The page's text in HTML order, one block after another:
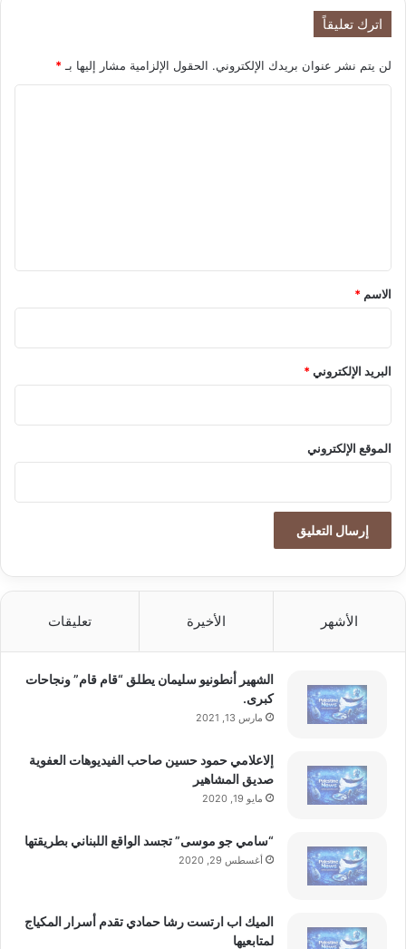
ف
أ
س
اترك تعليقاً
لن يتم نشر عنوان بريدك الإلكتروني. الحقول الإلزامية مشار إليها بـ *
*
الاسم *
البريد الإلكتروني*
الموقع الإلكتروني
الأشهر الأخيرة تعليقات
الشهير أنطونيو سليمان يطلق “قام قام” ونجاحات
كبرى.
مارس 13, 2021
إلاعلامي حمود حسين صاحب الفيديوهات العفوية
صديق المشاهير
مايو 19, 2020
“سامي جو موسى” تجسد الواقع اللبناني بطريقتها
أغسطس 29, 2020
الميك اب ارتست رشا حمادي تقدم أسرار المكياج
لمتابعيها